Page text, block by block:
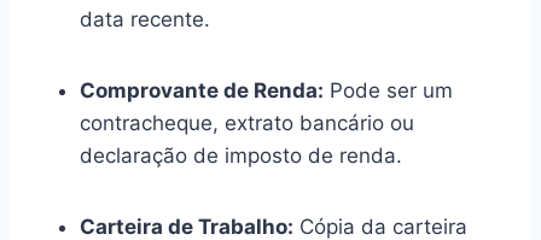
data recente.
Comprovante de Renda: Pode ser um
contracheque, extrato bancário ou
declaração de imposto de renda.
Carteira de Trabalho: Cópia da carteira